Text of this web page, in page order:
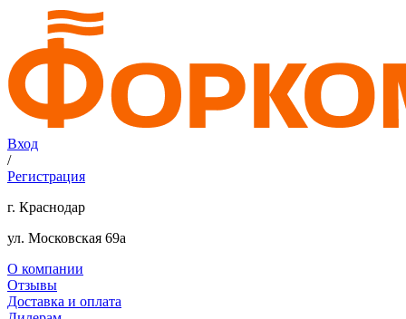
Вход
/
Регистрация
г. Краснодар
ул. Московская 69а
О компании
Отзывы
Доставка и оплата